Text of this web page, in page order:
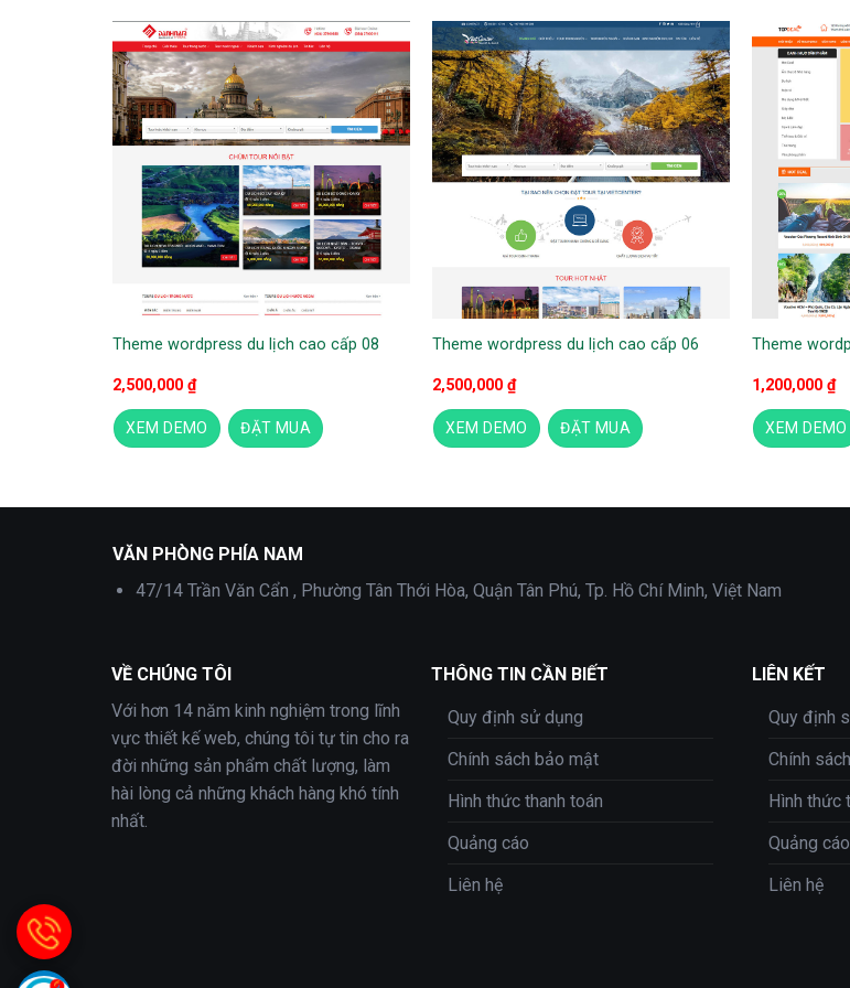
Theme wordpress du lịch cao cấp 08
2,500,000 ₫
XEM DEMO ĐẶT MUA
Theme wordpress du lịch cao cấp 06
2,500,000 ₫
XEM DEMO ĐẶT MUA
Theme
1,200,000 ₫
XEM DEMO
Theme wordpress cho thuê xe đạp
VĂN PHÒNG PHÍA NAM
47/14 Trần Văn Cẩn , Phường Tân Thới Hòa, Quận Tân Phú, Tp. Hồ Chí Minh, Việt Nam
VỀ CHÚNG TÔI
Với hơn 14 năm kinh nghiệm trong lĩnh
vực thiết kế web, chúng tôi tự tin cho ra
đời những sản phẩm chất lượng, làm
hài lòng cả những khách hàng khó tính
nhất.
THÔNG TIN CẦN BIẾT
Quy định sử dụng
Chính sách bảo mật
Hình thức thanh toán
Quảng cáo
Liên hệ
LIÊN KẾT
Quy định
Chính
Hình thức
Quảng cáo
Liên hệ